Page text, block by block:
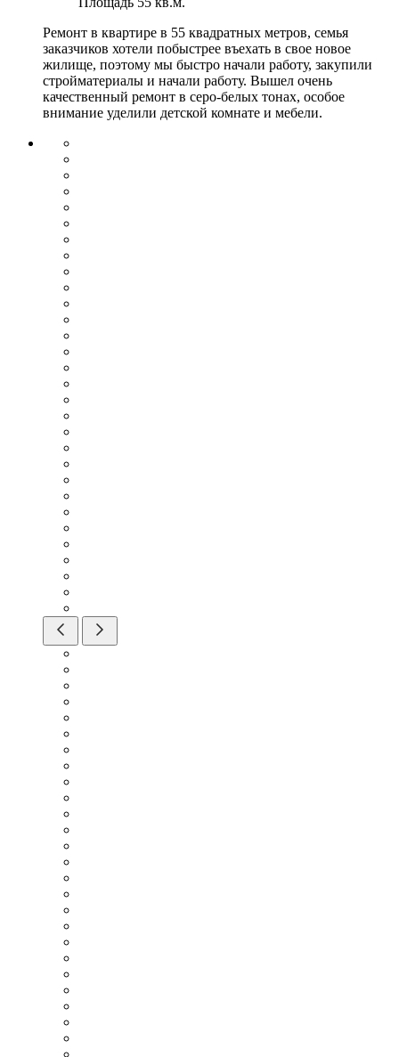
Ремонт в квартире в 55 квадратных метров, семья
заказчиков хотели побыстрее въехать в свое новое
жилище, поэтому мы быстро начали работу, закупили
стройматериалы и начали работу. Вышел очень
качественный ремонт в серо-белых тонах, особое
внимание уделили детской комнате и мебели.